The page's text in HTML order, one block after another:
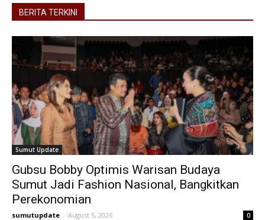
BERITA TERKINI
Sumut Update
Gubsu Bobby Optimis Warisan Budaya
Sumut Jadi Fashion Nasional, Bangkitkan
Perekonomian
sumutupdate - August 5, 2026 0